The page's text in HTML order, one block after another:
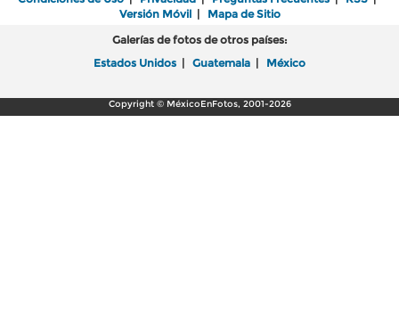
Versión Móvil| Mapa de Sitio
Galerías de fotos de otros países:
Estados Unidos | Guatemala | México
Copyright © MéxicoEnFotos, 2001-2026